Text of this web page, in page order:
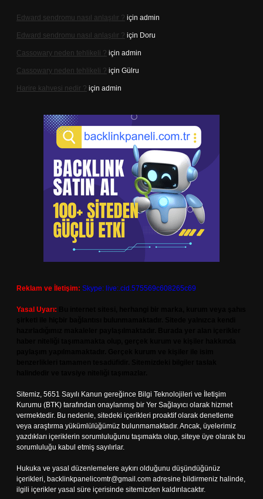
Edward sendromu nasıl anlaşılır ? için admin
Edward sendromu nasıl anlaşılır ? için Doru
Cassowary neden tehlikeli ? için admin
Cassowary neden tehlikeli ? için Gülru
Harire kahvesi nedir ? için admin
Reklam ve İletişim: Skype: live:.cid.575569c608265c69
Yasal Uyarı:
Sitemiz, 5651 Sayılı Kanun gereğince Bilgi Teknolojileri ve İletişim
Kurumu (BTK) tarafından onaylanmış bir Yer Sağlayıcı olarak hizmet
vermektedir. Bu nedenle, sitedeki içerikleri proaktif olarak denetleme
veya araştırma yükümlülüğümüz bulunmamaktadır. Ancak, üyelerimiz
yazdıkları içeriklerin sorumluluğunu taşımakta olup, siteye üye olarak bu
sorumluluğu kabul etmiş sayılırlar.
Hukuka ve yasal düzenlemelere aykırı olduğunu düşündüğünüz
içerikleri, backlinkpanelicomtr@gmail.com adresine bildirmeniz halinde,
ilgili içerikler yasal süre içerisinde sitemizden kaldırılacaktır.